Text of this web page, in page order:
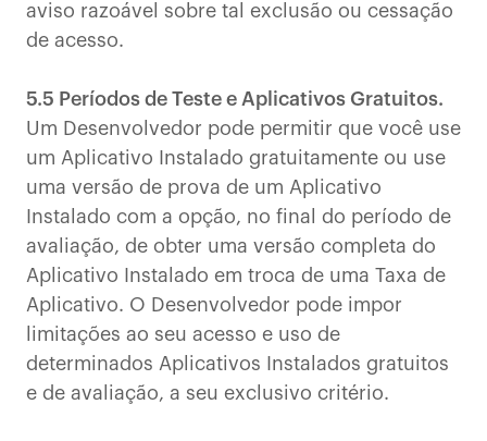
aviso razoável sobre tal exclusão ou cessação
de acesso.
5.5 Períodos de Teste e Aplicativos Gratuitos.
Um Desenvolvedor pode permitir que você use
um Aplicativo Instalado gratuitamente ou use
uma versão de prova de um Aplicativo
Instalado com a opção, no final do período de
avaliação, de obter uma versão completa do
Aplicativo Instalado em troca de uma Taxa de
Aplicativo. O Desenvolvedor pode impor
limitações ao seu acesso e uso de
determinados Aplicativos Instalados gratuitos
e de avaliação, a seu exclusivo critério.